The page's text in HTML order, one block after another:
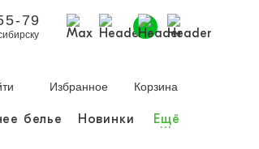
79
Избранное Корзина
белье Новинки Ещё
...